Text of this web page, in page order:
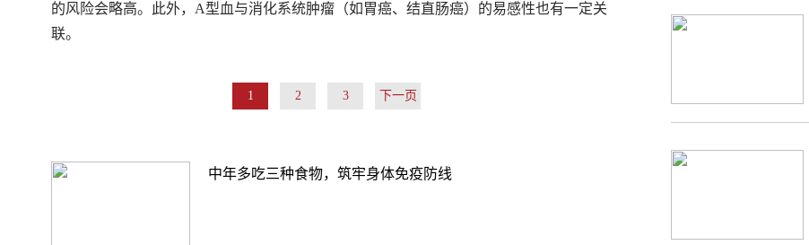
的风险会略高。此外，A型血与消化系统肿瘤（如胃癌、结直肠癌）的易感性也有一定关
联。
1 2 3 下一页
中年多吃三种食物，筑牢身体免疫防线